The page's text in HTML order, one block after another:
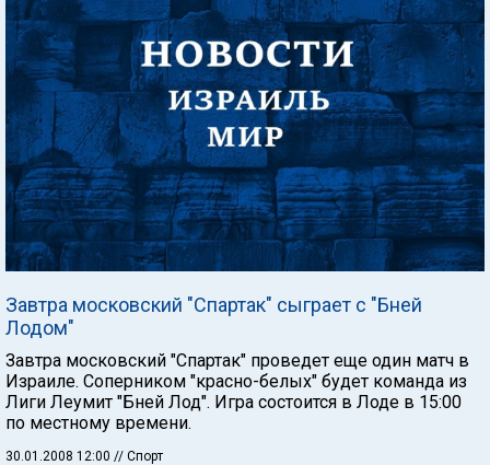
Завтра московский "Спартак" сыграет с "Бней
Лодом"
Завтра московский "Спартак" проведет еще один матч в
Израиле. Соперником "красно-белых" будет команда из
Лиги Леумит "Бней Лод". Игра состоится в Лоде в 15:00
по местному времени.
30.01.2008 12:00 // Спорт